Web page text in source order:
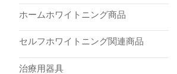
ホームホワイトニング商品
セルフホワイトニング関連商品
治療用器具